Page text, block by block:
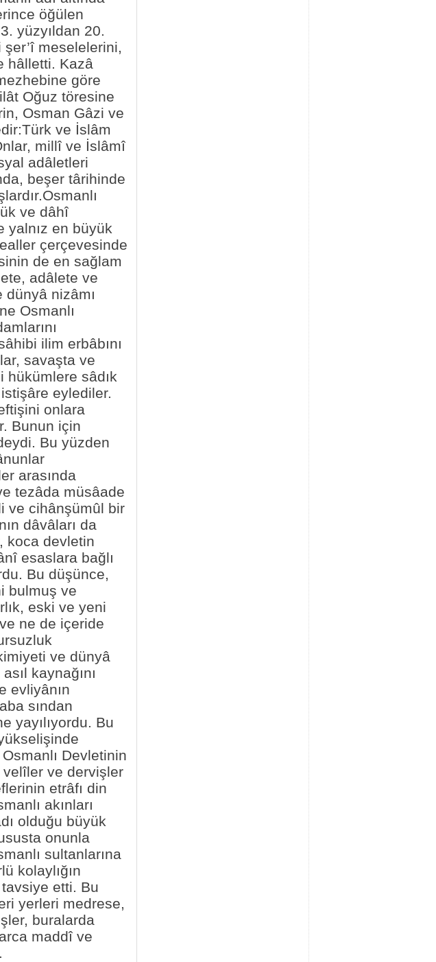
öğülen
yüzyıldan 20.
meselelerini,
hâlletti. Kazâ
göre
Oğuz töresine
Osman Gâzi ve
ve İslâm
millî ve İslâmî
adâletleri
beşer târihinde
ve dâhî
yalnız en büyük
çerçevesinde
de en sağlam
adâlete ve
nizâmı
Osmanlı
ilim erbâbını
savaşta ve
hükümlere sâdık
eylediler.
onlara
Bunun için
Bu yüzden
arasında
tezâda müsâade
ve cihânşümûl bir
dâvâları da
koca devletin
esaslara bağlı
Bu düşünce,
bulmuş ve
eski ve yeni
ne de içeride
ve dünyâ
kaynağını
evliyânın
sından
yayılıyordu. Bu
Devletinin
ve dervişler
etrâfı din
akınları
olduğu büyük
onunla
sultanlarına
kolaylığın
tavsiye etti. Bu
yerleri medrese,
buralarda
maddî ve